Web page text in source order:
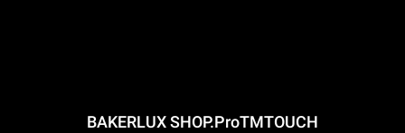
BAKERLUX SHOP.ProTMTOUCH